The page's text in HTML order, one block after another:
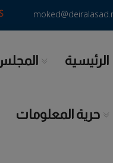
الرئيسية
حرية المعلومات